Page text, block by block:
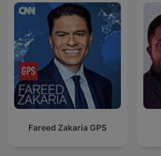
Fareed Zakaria GPS